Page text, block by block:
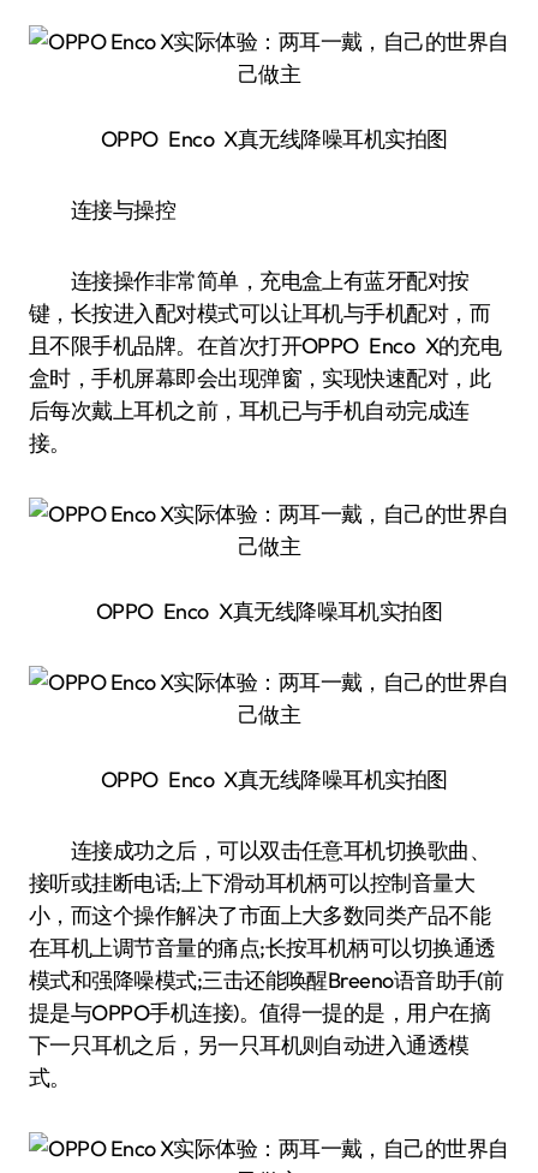
OPPO Enco X真无线降噪耳机实拍图
连接与操控
连接操作非常简单，充电盒上有蓝牙配对按
键，长按进入配对模式可以让耳机与手机配对，而
且不限手机品牌。在首次打开OPPO Enco X的充电
盒时，手机屏幕即会出现弹窗，实现快速配对，此
后每次戴上耳机之前，耳机已与手机自动完成连
接。
OPPO Enco X真无线降噪耳机实拍图
OPPO Enco X真无线降噪耳机实拍图
连接成功之后，可以双击任意耳机切换歌曲、
接听或挂断电话;上下滑动耳机柄可以控制音量大
小，而这个操作解决了市面上大多数同类产品不能
在耳机上调节音量的痛点;长按耳机柄可以切换通透
模式和强降噪模式;三击还能唤醒Breeno语音助手(前
提是与OPPO手机连接)。值得一提的是，用户在摘
下一只耳机之后，另一只耳机则自动进入通透模
式。